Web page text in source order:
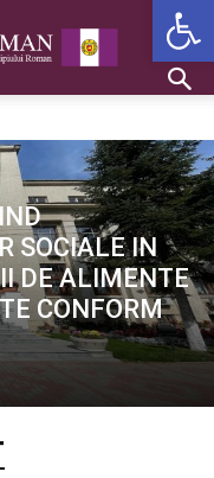
SOCIALE IN
DE ALIMENTE
CONFORM